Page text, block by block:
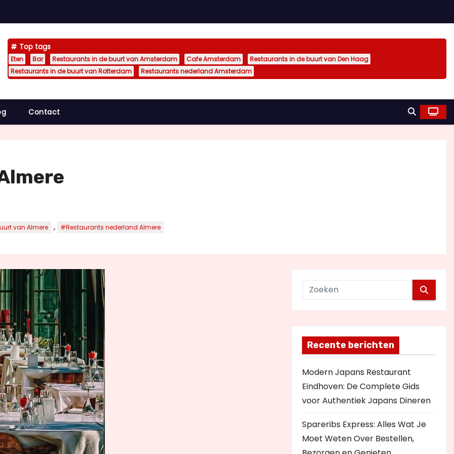
Top tags
Eten Bar Restaurants in de buurt van Amsterdam Cafe Amsterdam
Restaurants in de buurt van Den Haag
Restaurants in de buurt van Rotterdam
Restaurants nederland Amsterdam
Contact
van Almere , #Restaurants nederland Almere
Recente berichten
Modern Japans Restaurant
Eindhoven: De Complete Gids
voor Authentiek Japans Dineren
Spareribs Express: Alles Wat Je
Moet Weten Over Bestellen,